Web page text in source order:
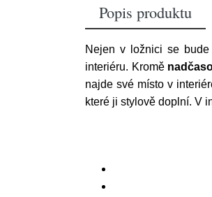
Popis produktu
Nejen v ložnici se
interiéru. Kromě
najde své místo v
které ji stylově doplní. V